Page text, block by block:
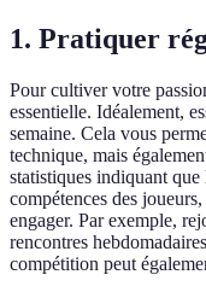
1. Pratiquer
Pour cultiver votre
essentielle. Idéalement,
semaine. Cela vous
technique, mais
statistiques indiquant
compétences des
engager. Par exemple,
rencontres
compétition peut